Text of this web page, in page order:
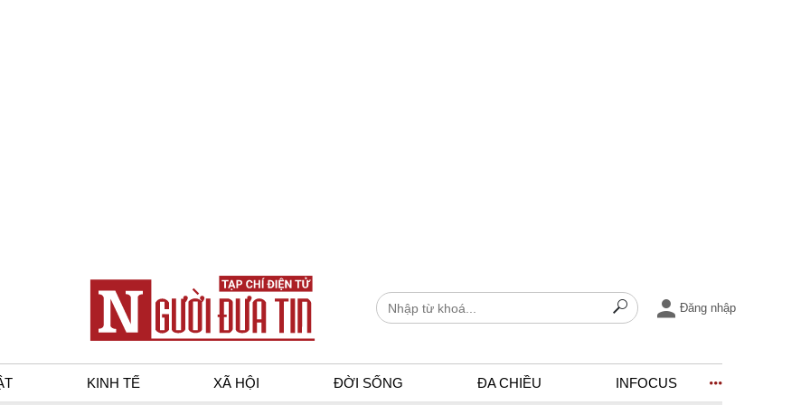
Đăng nhập
KINH TẾ XÃ HỘI ĐỜI SỐNG ĐA CHIỀU INFOCUS